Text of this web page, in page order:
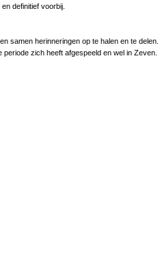
definitief voorbij.
samen herinneringen op te halen en te delen.
zich heeft afgespeeld en wel in Zeven.